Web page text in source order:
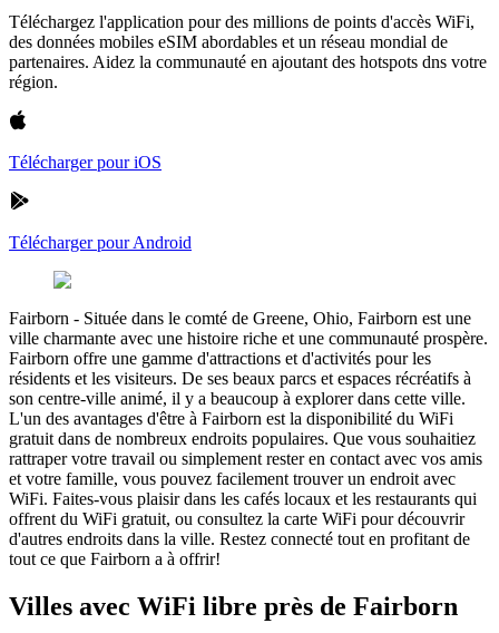
Téléchargez l'application pour des millions de points d'accès WiFi,
des données mobiles eSIM abordables et un réseau mondial de
partenaires. Aidez la communauté en ajoutant des hotspots dns votre
région.
Télécharger pour iOS
Télécharger pour Android
Fairborn - Située dans le comté de Greene, Ohio, Fairborn est une
ville charmante avec une histoire riche et une communauté prospère.
Fairborn offre une gamme d'attractions et d'activités pour les
résidents et les visiteurs. De ses beaux parcs et espaces récréatifs à
son centre-ville animé, il y a beaucoup à explorer dans cette ville.
L'un des avantages d'être à Fairborn est la disponibilité du WiFi
gratuit dans de nombreux endroits populaires. Que vous souhaitiez
rattraper votre travail ou simplement rester en contact avec vos amis
et votre famille, vous pouvez facilement trouver un endroit avec
WiFi. Faites-vous plaisir dans les cafés locaux et les restaurants qui
offrent du WiFi gratuit, ou consultez la carte WiFi pour découvrir
d'autres endroits dans la ville. Restez connecté tout en profitant de
tout ce que Fairborn a à offrir!
Villes avec WiFi libre près de Fairborn